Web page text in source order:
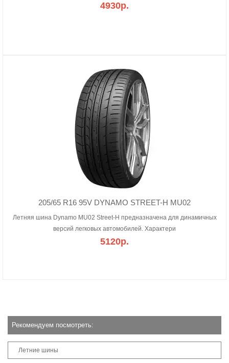
4930р.
205/65 R16 95V DYNAMO STREET-H MU02
Летняя шина Dynamo MU02 Street-H предназначена для динамичных
версий легковых автомобилей. Характери
5120р.
Рекомендуем посмотреть:
Летние шины